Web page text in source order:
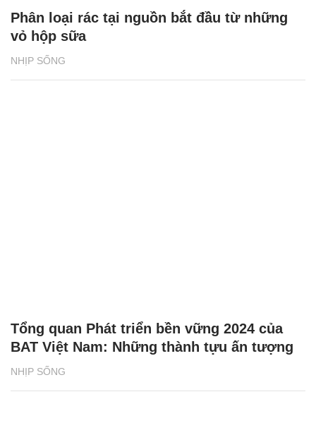
NHỊP SỐNG
Phân loại rác tại nguồn bắt đầu từ những
vỏ hộp sữa
NHỊP SỐNG
Tổng quan Phát triển bền vững 2024 của
BAT Việt Nam: Những thành tựu ấn tượng